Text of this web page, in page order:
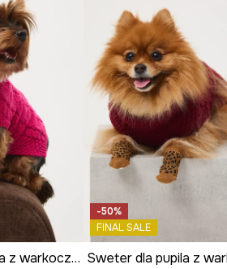
Sweter dla pupila z warkoczowym splotem
-50%
FINAL SALE